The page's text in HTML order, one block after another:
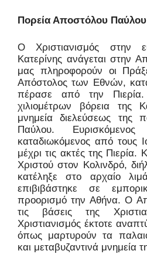
Πορεία Αποστόλου Παύλου
Ο Χριστιανισμός στην
Κατερίνης ανάγεται στην
μας πληροφορούν οι
Απόστολος των Εθνών,
πέρασε από την
χιλιομέτρων βόρεια της
μνημεία διελεύσεως της
Παύλου.
καταδιωκόμενος από τους
μέχρι τις ακτές της Πιερία.
Χριστού στον Κολινδρό,
κατέληξε στο αρχαίο
επιβιβάστηκε σε
προορισμό την Αθήνα. Ο
τις βάσεις της
Χριστιανισμός έκτοτε
όπως μαρτυρούν τα
και μεταβυζαντινά μνημεία